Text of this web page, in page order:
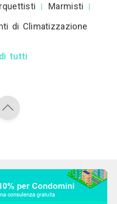
| Marmisti |
di Climatizzazione
tutti